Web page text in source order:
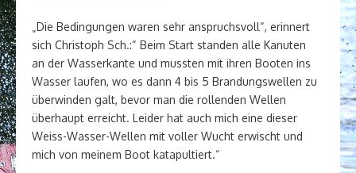
„Die Bedingungen waren sehr anspruchsvoll“, erinnert
sich Christoph Sch.:“ Beim Start standen alle Kanuten
an der Wasserkante und mussten mit ihren Booten ins
Wasser laufen, wo es dann 4 bis 5 Brandungswellen zu
überwinden galt, bevor man die rollenden Wellen
überhaupt erreicht. Leider hat auch mich eine dieser
Weiss-Wasser-Wellen mit voller Wucht erwischt und
mich von meinem Boot katapultiert.“